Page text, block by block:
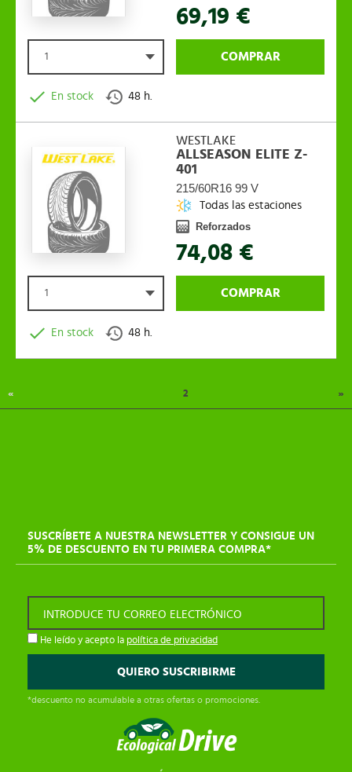
69,19 €
1 COMPRAR
En stock 48 h.
WESTLAKE
ALLSEASON ELITE Z-
401
215/60R16 99 V
Todas las estaciones
Reforzados
74,08 €
1 COMPRAR
En stock 48 h.
« 2 »
SUSCRÍBETE A NUESTRA NEWSLETTER Y CONSIGUE UN
5% DE DESCUENTO EN TU PRIMERA COMPRA*
INTRODUCE TU CORREO ELECTRÓNICO
He leído y acepto la política de privacidad
*descuento no acumulable a otras ofertas o promociones.